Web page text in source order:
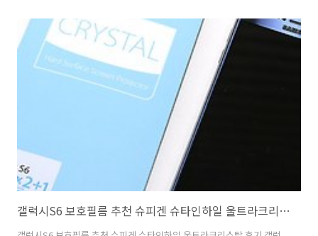
르게 보일 수 있습니다. 제가 사용해보니 빛이 부족한 밤에 보면 아주 어
두운 색으로 보이고, 빛이 많은 낮에 보면 약간 옅은 남색도 보이는 느낌
입니다. 아래에서도 보면 사진 각도에 따라서 그리고 빛에 따라서 좀 다
른 빛이 감도는 것을 볼 수 있습니다. 이 외에도 다른 색상의 경우 좀 더
다양한 빛을 내기도 합니다. 삼성 갤럭시S6 블랙 사파이어 색상 외에 구
갤럭시S6 보호필름 추천 슈피겐 슈타인하일 울트라크리스탈 후기